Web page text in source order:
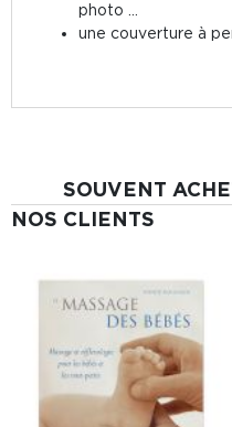
photo …
une couverture à
SOUVENT
NOS CLIENTS